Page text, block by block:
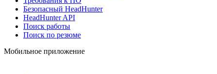
Безопасный HeadHunter
HeadHunter API
Поиск работы
Поиск по резюме
Мобильное приложение